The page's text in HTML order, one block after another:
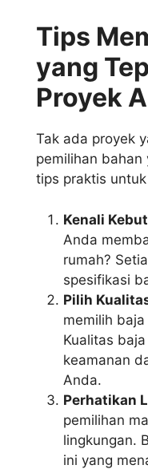
Tips
yang
Proyek
Tak ada proyek
pemilihan
tips praktis
Kenali
Anda
rumah?
spesifikasi
Pilih
memilih
Kualitas
keamanan
Anda.
Perhatikan
pemilihan
lingkungan.
ini yang